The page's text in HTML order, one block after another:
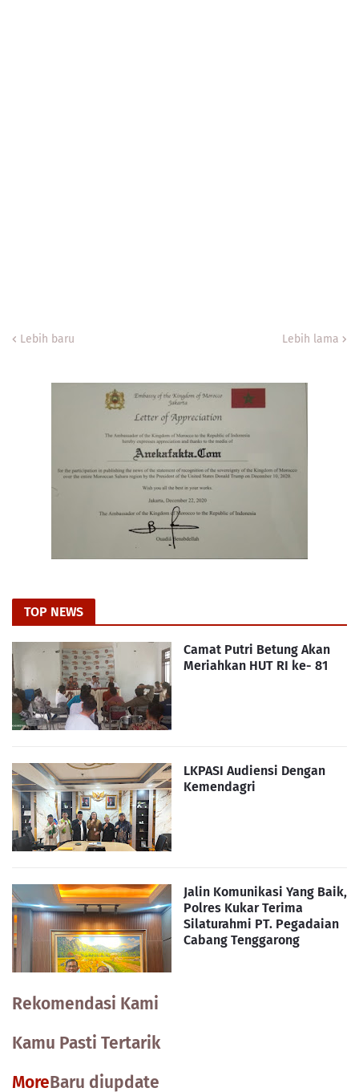
Lebih baru Lebih lama
TOP NEWS
Camat Putri Betung Akan
Meriahkan HUT RI ke- 81
LKPASI Audiensi Dengan
Kemendagri
Jalin Komunikasi Yang Baik,
Polres Kukar Terima
Silaturahmi PT. Pegadaian
Cabang Tenggarong
Rekomendasi Kami
Kamu Pasti Tertarik
MoreBaru diupdate